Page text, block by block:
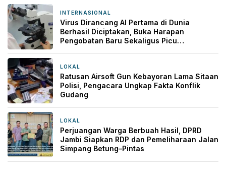
INTERNASIONAL
Virus Dirancang AI Pertama di Dunia
Berhasil Diciptakan, Buka Harapan
Pengobatan Baru Sekaligus Picu
LOKAL
Ratusan Airsoft Gun Kebayoran Lama Sitaan
Polisi, Pengacara Ungkap Fakta Konflik
Gudang
LOKAL
Perjuangan Warga Berbuah Hasil, DPRD
Jambi Siapkan RDP dan Pemeliharaan Jalan
Simpang Betung–Pintas